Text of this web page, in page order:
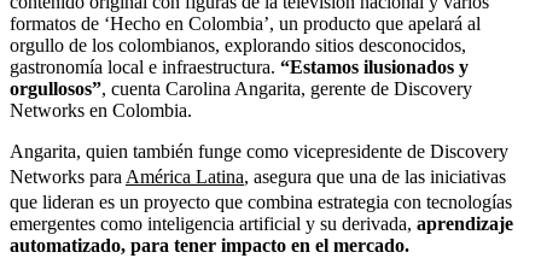
formatos de ‘Hecho en Colombia’, un producto que apelará al
orgullo de los colombianos, explorando sitios desconocidos,
gastronomía local e infraestructura. “Estamos ilusionados y
orgullosos”, cuenta Carolina Angarita, gerente de Discovery
Networks en Colombia.
Angarita, quien también funge como vicepresidente de Discovery
Networks para América Latina, asegura que una de las iniciativas
que lideran es un proyecto que combina estrategia con tecnologías
emergentes como inteligencia artificial y su derivada, aprendizaje
automatizado, para tener impacto en el mercado.